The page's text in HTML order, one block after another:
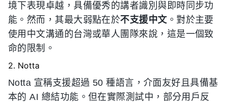
境下表現卓越，具備優秀的講者識別與即時同步功
能。然而，其最大弱點在於不支援中文。對於主要
使用中文溝通的台灣或華人團隊來說，這是一個致
命的限制。
2. Notta
Notta 宣稱支援超過 50 種語言，介面友好且具備基
本的 AI 總結功能。但在實際測試中，部分用戶反